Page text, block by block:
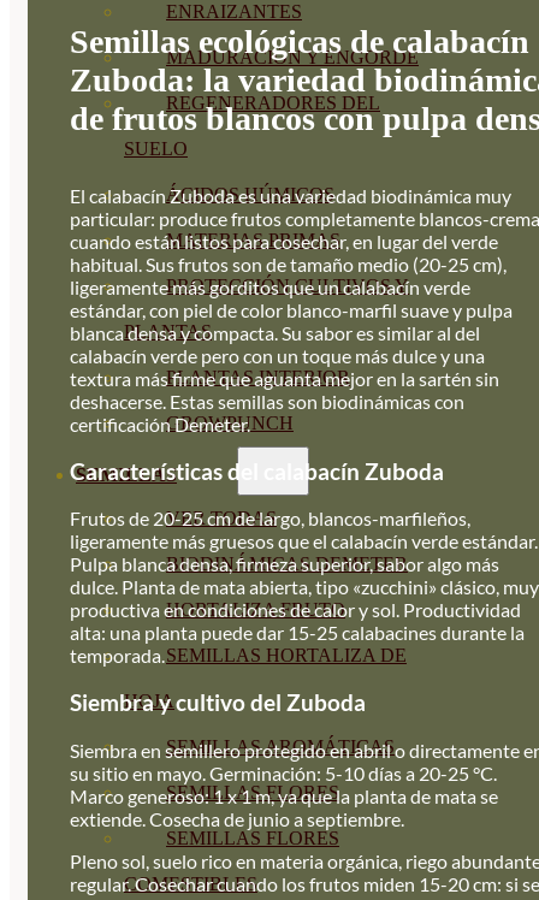
ENRAIZANTES
MADURACIÓN Y ENGORDE
REGENERADORES DEL
SUELO
ÁCIDOS HÚMICOS
MATERIAS PRIMAS
PROTECCIÓN CULTIVOS Y
PLANTAS
PLANTAS INTERIOR
GROWPUNCH
SEMILLAS
VER TODAS
BIODINÁMICAS DEMETER
HORTALIZA FRUTO
SEMILLAS HORTALIZA DE
HOJA
SEMILLAS AROMÁTICAS
SEMILLAS FLORES
SEMILLAS FLORES
COMESTIBLES
Semillas ecológicas de calabacín
Zuboda: la variedad
de frutos blancos con pulpa
El calabacín Zuboda es una variedad biodinámica muy
particular: produce frutos completamente blancos-crema
cuando están listos para cosechar, en lugar del verde
habitual. Sus frutos son de tamaño medio (20-25 cm),
ligeramente más gorditos que un calabacín verde
estándar, con piel de color blanco-marfil suave y pulpa
blanca densa y compacta. Su sabor es similar al del
calabacín verde pero con un toque más dulce y una
textura más firme que aguanta mejor en la sartén sin
deshacerse. Estas semillas son biodinámicas con
certificación Demeter.
Características del calabacín Zuboda
Frutos de 20-25 cm de largo, blancos-marfileños,
ligeramente más gruesos que el calabacín verde estándar.
Pulpa blanca densa, firmeza superior, sabor algo más
dulce. Planta de mata abierta, tipo «zucchini» clásico, muy
productiva en condiciones de calor y sol. Productividad
alta: una planta puede dar 15-25 calabacines durante la
temporada.
Siembra y cultivo del Zuboda
Siembra en semillero protegido en abril o directamente
su sitio en mayo. Germinación: 5-10 días a 20-25 °C.
Marco generoso: 1 x 1 m, ya que la planta de mata se
extiende. Cosecha de junio a septiembre.
Pleno sol, suelo rico en materia orgánica, riego
regular. Cosechar cuando los frutos miden 15-20 cm: si se